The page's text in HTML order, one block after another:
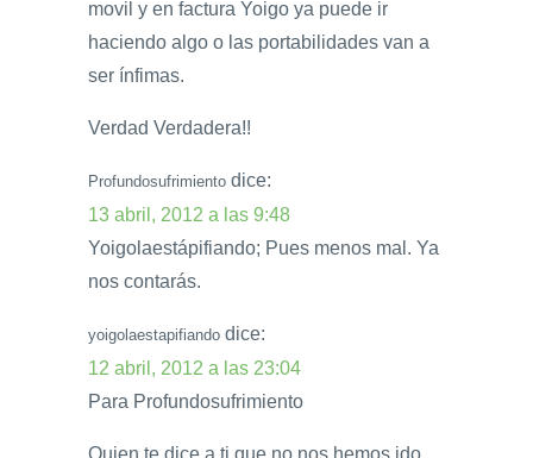
movil y en factura Yoigo ya puede ir
haciendo algo o las portabilidades van a
ser ínfimas.
Verdad Verdadera!!
Profundosufrimiento dice:
13 abril, 2012 a las 9:48
Yoigolaestápifiando; Pues menos mal. Ya
nos contarás.
yoigolaestapifiando dice:
12 abril, 2012 a las 23:04
Para Profundosufrimiento
Quien te dice a ti que no nos hemos ido